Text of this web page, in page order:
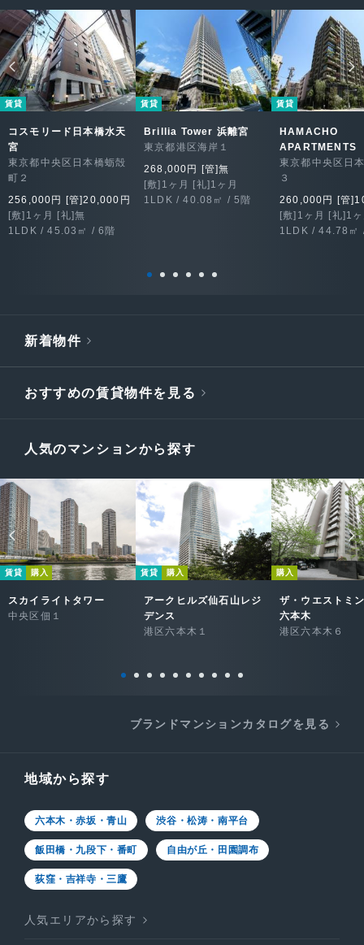
賃貸
コスモリード日本橋水天
宮
東京都中央区日本橋蛎殻
町２
256,000円 [管]20,000円
[敷]1ヶ月 [礼]無
1LDK / 45.03㎡ / 6階
賃貸
Brillia Tower 浜離宮
東京都港区海岸１
268,000円 [管]無
[敷]1ヶ月 [礼]1ヶ月
1LDK / 40.08㎡ / 5階
賃貸
HAMACHO
APARTMENTS
東京都中央区日
３
260,000円 [管
[敷]1ヶ月 [礼]1
1LDK / 44.78㎡
新着物件
おすすめの賃貸物件を見る
人気のマンションから探す
賃貸 購入
スカイライトタワー
中央区佃１
賃貸 購入
アークヒルズ仙石山レジ
デンス
港区六本木１
購入
ザ・ウエストミ
六本木
港区六本木６
ブランドマンションカタログを見る
地域から探す
六本木・赤坂・青山 渋谷・松涛・南平台
飯田橋・九段下・番町 自由が丘・田園調布
荻窪・吉祥寺・三鷹
人気エリアから探す